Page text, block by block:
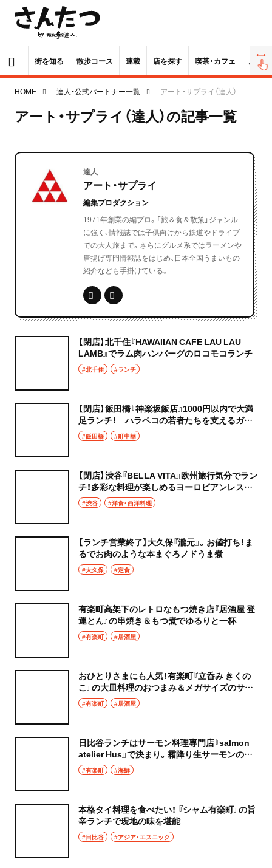
街を知る 散歩コース 連載 店を探す 喫茶・カフェ 居酒屋
HOME 達人・公式パートナー一覧 アート・サプライ（達人）
アート・サプライ（達人）の記事一覧
達人
アート・サプライ
編集プロダクション
1971年創業の編プロ。「旅＆食＆散策」ジャンル
に強く、情報誌では子供向けから鉄道やドライブ
での大人旅まで。さらにグルメ系ではラーメンや
唐揚げ専門情報誌をはじめ、日本全国うまいもの
紹介なども手掛けている。
【閉店】北千住『HAWAIIAN CAFE LAU LAU
LAMB』でラム肉ハンバーグのロコモコランチ
#北千住 #ランチ
【閉店】飯田橋『神楽坂飯店』1000円以内で大満
足ランチ！ ハラペコの若者たちを支えるガツ
ンと町中華
#飯田橋 #町中華
【閉店】渋谷『BELLA VITA』欧州旅行気分でラン
チ！多彩な料理が楽しめるヨーロピアンレスト
ラン
#渋谷 #洋食・西洋料理
【ランチ営業終了】大久保『瀧元』。お値打ち！ま
るでお肉のような本まぐろノドうま煮
#大久保 #定食
有楽町高架下のレトロなもつ焼き店『居酒屋 登
運とん』の串焼き＆もつ煮でゆるりと一杯
#有楽町 #居酒屋
おひとりさまにも人気！有楽町『立呑み きくの
こ』の大皿料理のおつまみ＆メガサイズのサワ
ーで一杯
#有楽町 #居酒屋
日比谷ランチはサーモン料理専門店『salmon
atelier Hus』で決まり。霜降り生サーモンの絶
品クリームパスタをペロリ！
#有楽町 #海鮮
本格タイ料理を食べたい！ 『シャム有楽町』の旨
辛ランチで現地の味を堪能
#日比谷 #アジア・エスニック